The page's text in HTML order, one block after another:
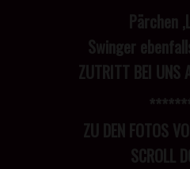
Pärchen
Swinger
ZUTRITT BEI UNS
ZU DEN FOTOS
SCROLL